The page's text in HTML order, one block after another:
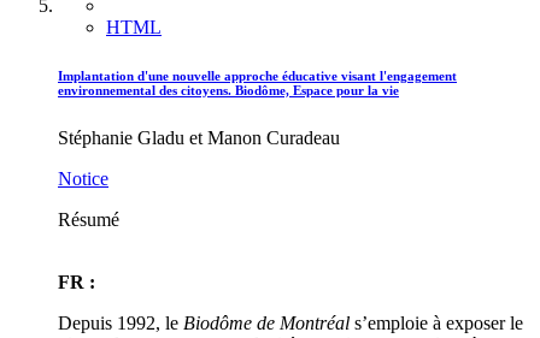
HTML
Implantation d'une nouvelle approche éducative visant l'engagement
environnemental des citoyens. Biodôme, Espace pour la vie
Stéphanie Gladu et Manon Curadeau
Notice
Résumé
FR :
Depuis 1992, le Biodôme de Montréal s’emploie à exposer le